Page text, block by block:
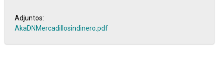
Adjuntos:
AkaDNMercadillosindinero.pdf